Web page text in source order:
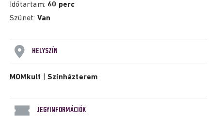
Időtartam: 60 perc
Szünet: Van
HELYSZÍN
MOMkult |Színházterem
JEGYINFORMÁCIÓK